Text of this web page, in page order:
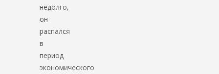
недолго,
он
распался
в
период
экономического